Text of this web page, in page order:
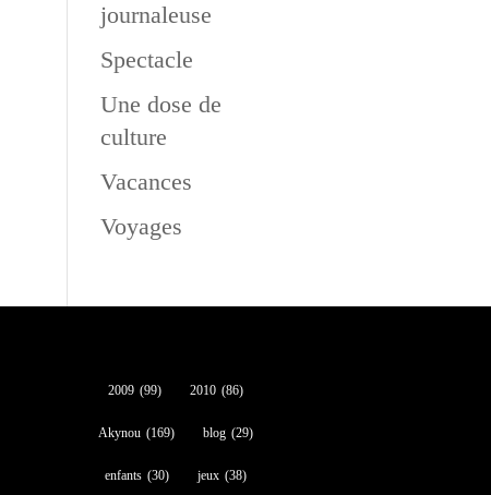
journaleuse
Spectacle
Une dose de
culture
Vacances
Voyages
2009 (99) 2010 (86)
Akynou (169) blog (29)
enfants (30) jeux (38)